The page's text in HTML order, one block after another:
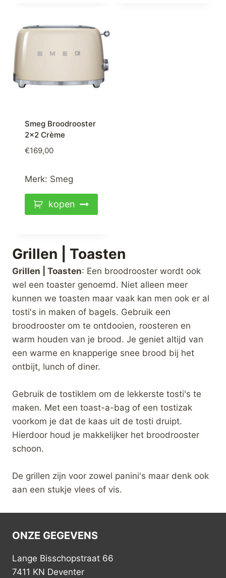
Smeg Broodrooster
2×2 Crème
€169,00
Merk: Smeg
kopen
Grillen | Toasten
Grillen | Toasten: Een broodrooster wordt ook
wel een toaster genoemd. Niet alleen meer
kunnen we toasten maar vaak kan men ook er al
tosti's in maken of bagels. Gebruik een
broodrooster om te ontdooien, roosteren en
warm houden van je brood. Je geniet altijd van
een warme en knapperige snee brood bij het
ontbijt, lunch of diner.
Gebruik de tostiklem om de lekkerste tosti's te
maken. Met een toast-a-bag of een tostizak
voorkom je dat de kaas uit de tosti druipt.
Hierdoor houd je makkelijker het broodrooster
schoon.
De grillen zijn voor zowel panini's maar denk ook
aan een stukje vlees of vis.
ONZE GEGEVENS
Lange Bisschopstraat 66
7411 KN Deventer